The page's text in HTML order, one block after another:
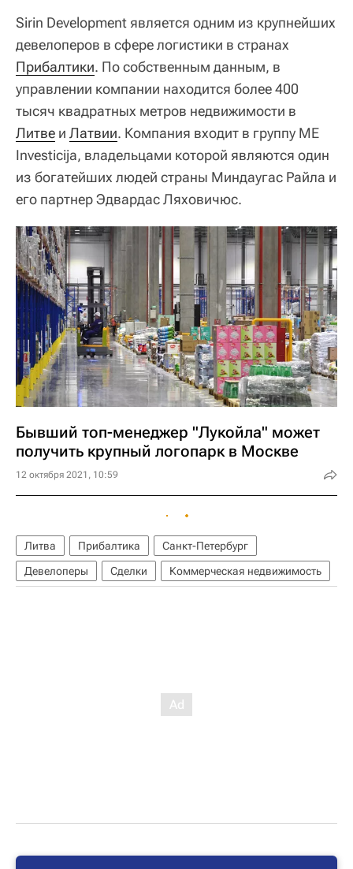
Sirin Development является одним из крупнейших
девелоперов в сфере логистики в странах
Прибалтики. По собственным данным, в
управлении компании находится более 400
тысяч квадратных метров недвижимости в
Литве и Латвии. Компания входит в группу ME
Investicija, владельцами которой являются один
из богатейших людей страны Миндаугас Райла и
его партнер Эдвардас Ляховичюс.
Бывший топ-менеджер "Лукойла" может
получить крупный логопарк в Москве
12 октября 2021, 10:59
Литва Прибалтика
Санкт-Петербург
Девелоперы
Сделки Коммерческая недвижимость